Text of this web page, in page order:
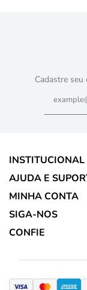
Cadastre seu
INSTITUCIONAL
AJUDA E
MINHA CONTA
SIGA-NOS
CONFIE